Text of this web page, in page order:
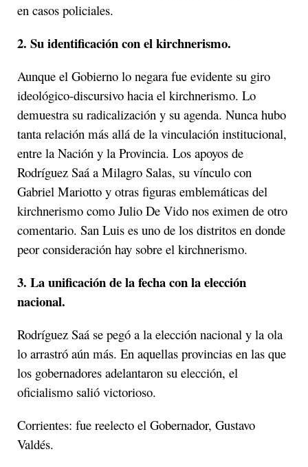
en casos policiales.
2. Su identificación con el kirchnerismo.
Aunque el Gobierno lo negara fue evidente su giro
ideológico-discursivo hacia el kirchnerismo. Lo
demuestra su radicalización y su agenda. Nunca hubo
tanta relación más allá de la vinculación institucional,
entre la Nación y la Provincia. Los apoyos de
Rodríguez Saá a Milagro Salas, su vínculo con
Gabriel Mariotto y otras figuras emblemáticas del
kirchnerismo como Julio De Vido nos eximen de otro
comentario. San Luis es uno de los distritos en donde
peor consideración hay sobre el kirchnerismo.
3. La unificación de la fecha con la elección
nacional.
Rodríguez Saá se pegó a la elección nacional y la ola
lo arrastró aún más. En aquellas provincias en las que
los gobernadores adelantaron su elección, el
oficialismo salió victorioso.
Corrientes: fue reelecto el Gobernador, Gustavo
Valdés.